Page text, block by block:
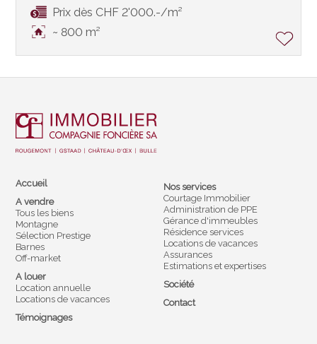
Prix dès CHF 2'000.-/m²
~ 800 m²
Accueil
A vendre
Tous les biens
Montagne
Sélection Prestige
Barnes
Off-market
A louer
Location annuelle
Locations de vacances
Témoignages
Nos services
Courtage Immobilier
Administration de PPE
Gérance d'immeubles
Résidence services
Locations de vacances
Assurances
Estimations et expertises
Société
Contact